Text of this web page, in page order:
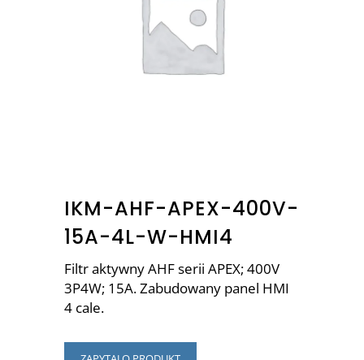
IKM-AHF-APEX-400V-
15A-4L-W-HMI4
Filtr aktywny AHF serii APEX; 400V
3P4W; 15A. Zabudowany panel HMI
4 cale.